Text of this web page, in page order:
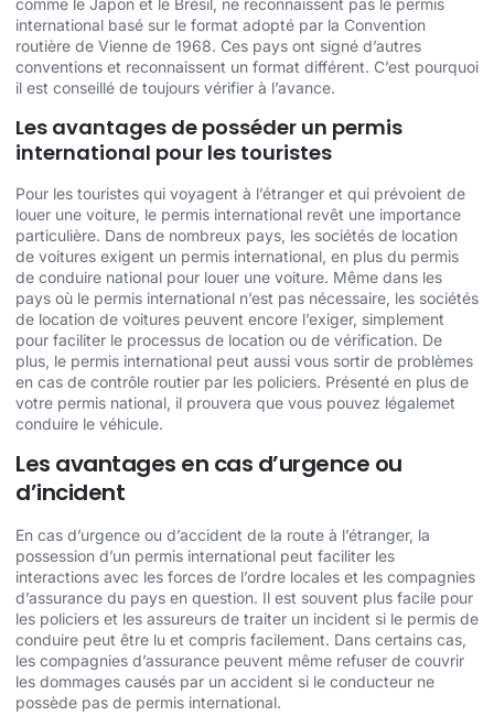
comme le Japon et le Brésil, ne reconnaissent pas le permis
international basé sur le format adopté par la Convention
routière de Vienne de 1968. Ces pays ont signé d’autres
conventions et reconnaissent un format différent. C’est pourquoi
il est conseillé de toujours vérifier à l’avance.
Les avantages de posséder un permis
international pour les touristes
Pour les touristes qui voyagent à l’étranger et qui prévoient de
louer une voiture, le permis international revêt une importance
particulière. Dans de nombreux pays, les sociétés de location
de voitures exigent un permis international, en plus du permis
de conduire national pour louer une voiture. Même dans les
pays où le permis international n’est pas nécessaire, les sociétés
de location de voitures peuvent encore l’exiger, simplement
pour faciliter le processus de location ou de vérification. De
plus, le permis international peut aussi vous sortir de problèmes
en cas de contrôle routier par les policiers. Présenté en plus de
votre permis national, il prouvera que vous pouvez légalemet
conduire le véhicule.
Les avantages en cas d’urgence ou
d’incident
En cas d’urgence ou d’accident de la route à l’étranger, la
possession d’un permis international peut faciliter les
interactions avec les forces de l’ordre locales et les compagnies
d’assurance du pays en question. Il est souvent plus facile pour
les policiers et les assureurs de traiter un incident si le permis de
conduire peut être lu et compris facilement. Dans certains cas,
les compagnies d’assurance peuvent même refuser de couvrir
les dommages causés par un accident si le conducteur ne
possède pas de permis international.